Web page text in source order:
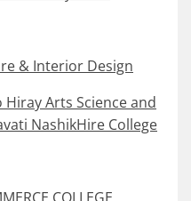
& Interior Design
Hiray Arts Science and
NashikHire College